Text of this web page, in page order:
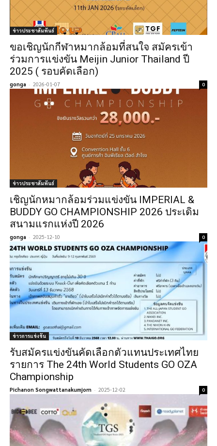
ข่าวประชาสัมพันธ์
ขอเชิญนักกีฬาหมากล้อมที่สนใจ สมัครเข้า
ร่วมการแข่งขัน Meijin Junior Thailand ปี
2025 ( รอบคัดเลือก)
gonga - 2026-01-07 0
ข่าวประชาสัมพันธ์
เชิญนักหมากล้อมร่วมแข่งขัน IMPERIAL &
BUDDY GO CHAMPIONSHIP 2026 ประเดิม
สนามแรกแห่งปี 2026
gonga - 2025-12-10 0
ข่าวการแข่งขัน
รับสมัครแข่งขันคัดเลือกตัวแทนประเทศไทย
รายการ The 24th World Students GO OZA
Championship
Pichanon Songwattanakumjorn - 2025-12-02 0